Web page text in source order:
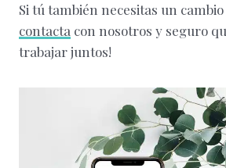
Si tú también necesitas un
contacta con nosotros y seguro
trabajar juntos!